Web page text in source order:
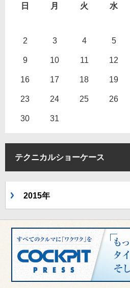
日 月 火 水
2 3 4 5
9 10 11 12
16 17 18 19
23 24 25 26
30 31
テクニカルショーケース
2015年